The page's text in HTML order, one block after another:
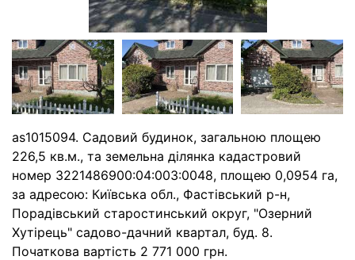
as1015094. Садовий будинок, загальною площею
226,5 кв.м., та земельна ділянка кадастровий
номер 3221486900:04:003:0048, площею 0,0954 га,
за адресою: Київська обл., Фастівський р-н,
Порадівський старостинський округ, "Озерний
Хутірець" садово-дачний квартал, буд. 8.
Початкова вартість 2 771 000 грн.